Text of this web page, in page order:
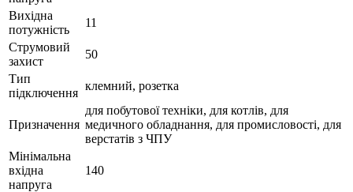
Вихідна
потужність
11
Струмовий
захист
50
Тип
підключення
клемний, розетка
Призначення
для побутової техніки, для котлів, для
медичного обладнання, для промисловості, для
верстатів з ЧПУ
Мінімальна
вхідна
напруга
140